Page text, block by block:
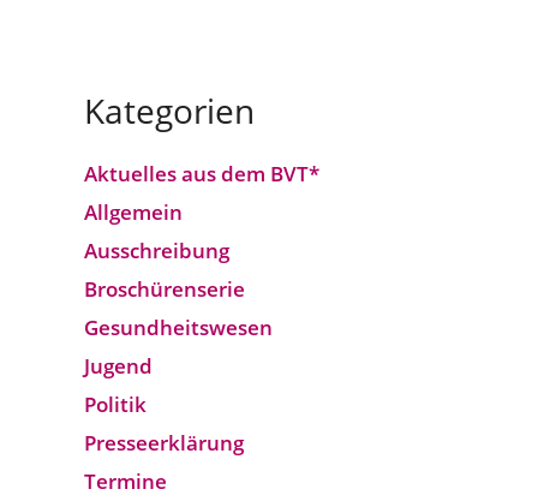
Kategorien
Aktuelles aus dem BVT*
Allgemein
Ausschreibung
Broschürenserie
Gesund­heits­wesen
Jugend
Politik
Presseerklärung
Termine